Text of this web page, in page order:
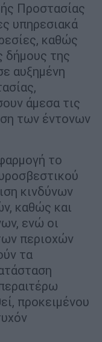
Προστασίας
υπηρεσιακά
καθώς
δήμους της
αυξημένη
άμεσα τις
των έντονων
το
κινδύνων
καθώς και
ενώ οι
περιοχών
τα
προκειμένου